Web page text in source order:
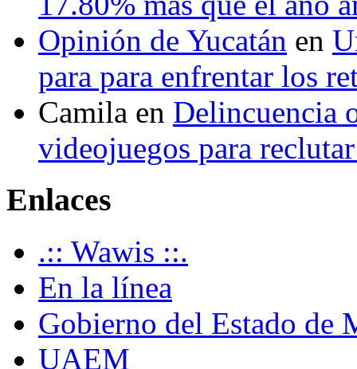
Opinión de Yucatán en
para para enfrentar los
Camila en Delincuencia
videojuegos para
Enlaces
.:: Wawis ::.
En la línea
Gobierno del Estado de
UAEM